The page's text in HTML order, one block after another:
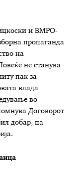
и ВМРО-
пропаганда
на
не станува
пак за
влада
во
Договорот
добар, па